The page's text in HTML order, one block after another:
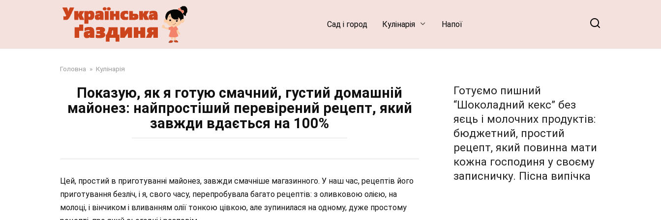
Сад і город Кулінарія Напої
Головна » Кулінарія
Показую, як я готую смачний, густий домашній
майонез: найпростіший перевірений рецепт, який
завжди вдається на 100%
Цей, простий в приготуванні майонез, завжди смачніше магазинного. У наш час, рецептів його
приготування безліч, і я, свого часу, перепробувала багато рецептів: з оливковою олією, на
молоці, і вінчиком і вливанням олії тонкою цівкою, але зупинилася на одному, дуже простому
Готуємо пишний
“Шоколадний кекс” без
яєць і молочних продуктів:
бюджетний, простий
рецепт, який повинна мати
кожна господиня у своєму
записничку. Пісна випічка